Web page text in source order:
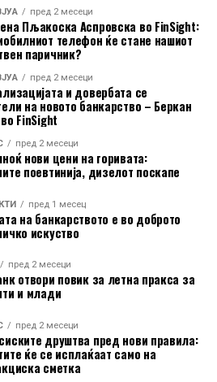
за 0,3 отсто, додека
потрошувачки добра
Цените на нетрајните
непроменети.
цените на енергијата во ЕУ во
во споредба со истиот
Во еврозоната годишниот
раст на производствените
Бугарија, од 18,2 отсто.
14,3 отсто и Ирска со 11,4
земја во која
пред една година, и тоа за 3,2
цени ги следи
цени на производите на
од производството. Тој
пред 2 месеци
Пљакоска Аспровска во FinSight:
телефон ќе стане нашиот
паричник?
пред 2 месеци
и довербата се
на новото банкарство – Беркан
FinSight
пред 2 месеци
нови цени на горивата:
поевтинија, дизелот поскапе
пред 1 месец
на банкарството е во доброто
искуство
пред 2 месеци
отвори повик за летна пракса за
и млади
пред 2 месеци
друштва пред нови правила:
ќе се исплаќаат само на
сметка